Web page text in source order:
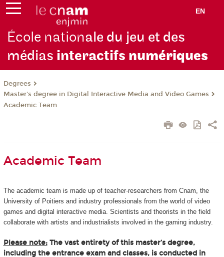
EN
École nationale du jeu et des
médias interactifs numériques
Degrees
Master's degree in Digital Interactive Media and Video Games
Academic Team
Academic Team
The academic team is made up of teacher-researchers from Cnam, the
University of Poitiers and industry professionals from the world of video
games and digital interactive media. Scientists and theorists in the field
collaborate with artists and industrialists involved in the gaming industry.
Please note:The vast entirety of this master’s degree,
including the entrance exam and classes, is conducted in